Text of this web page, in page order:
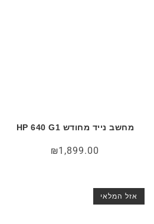
מחשב נייד מחודש HP 640 G1
₪1,899.00
אזל המלאי